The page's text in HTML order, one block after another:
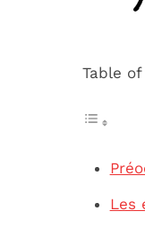
Table
Les